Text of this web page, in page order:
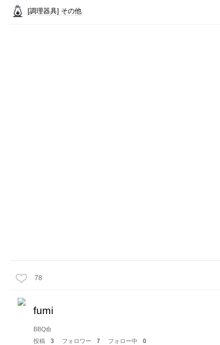
[調理器具] その他
78
fumi
BBQ命
投稿
3 フォロワー 7 フォロー中 0